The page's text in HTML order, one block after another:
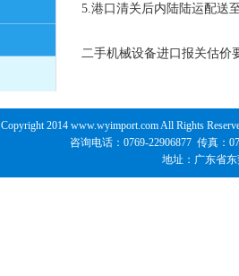
5.港口清关后内陆陆运配送
二手机械设备进口报关估价
Copyright 2014 www.wyimport.com All Rights
咨询电话：0769-22906877 传真：
地址：广东省